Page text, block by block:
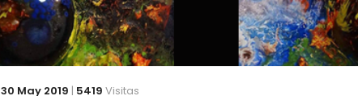
30 May 2019 | 5419 Visitas